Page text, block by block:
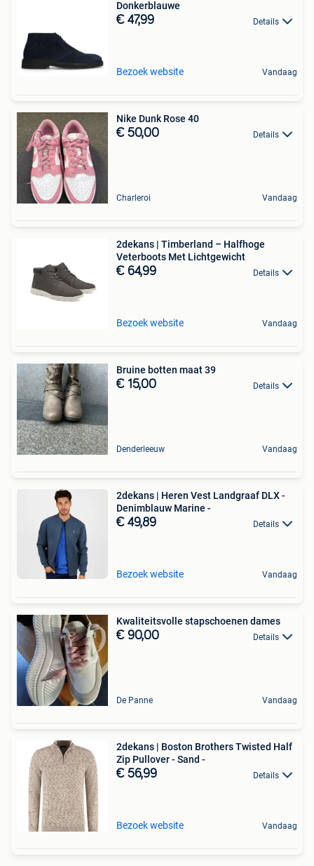
Donkerblauwe
€ 47,99 Details
Bezoek website Vandaag
Nike Dunk Rose 40
€ 50,00 Details
Charleroi Vandaag
2dekans | Timberland – Halfhoge
Veterboots Met Lichtgewicht
€ 64,99 Details
Bezoek website Vandaag
Bruine botten maat 39
€ 15,00 Details
Denderleeuw Vandaag
2dekans | Heren Vest Landgraaf DLX -
Denimblauw Marine -
€ 49,89 Details
Bezoek website Vandaag
Kwaliteitsvolle stapschoenen dames
€ 90,00 Details
De Panne Vandaag
2dekans | Boston Brothers Twisted Half
Zip Pullover - Sand -
€ 56,99 Details
Bezoek website Vandaag